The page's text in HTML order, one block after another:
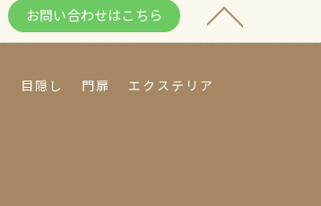
お問い合わせはこちら
目隠し 門扉 エクステリア